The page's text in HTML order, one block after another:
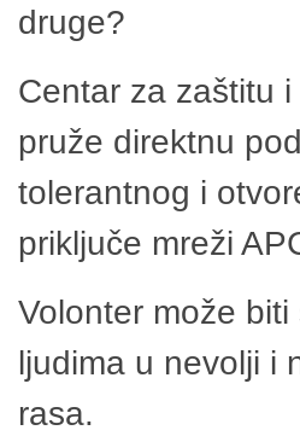
druge?
Centar za zaštitu
pruže direktnu
tolerantnog i
priključe mreži
Volonter može
ljudima u nevolji i
rasa.